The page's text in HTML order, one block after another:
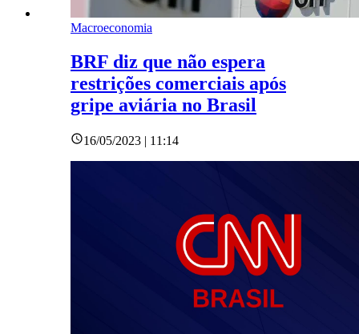
Macroeconomia
BRF diz que não espera
restrições comerciais após
gripe aviária no Brasil
16/05/2023 | 11:14